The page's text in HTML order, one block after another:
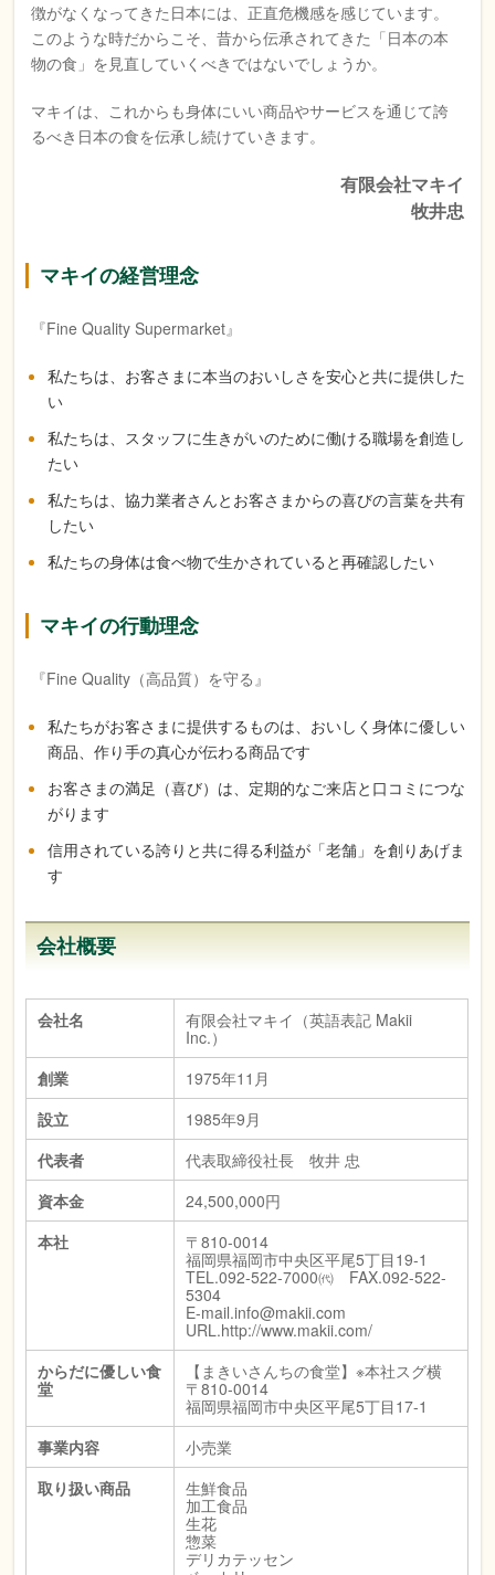
徴がなくなってきた日本には、正直危機感を感じています。
このような時だからこそ、昔から伝承されてきた「日本の本
物の食」を見直していくべきではないでしょうか。
マキイは、これからも身体にいい商品やサービスを通じて誇
るべき日本の食を伝承し続けていきます。
有限会社マキイ
牧井忠
マキイの経営理念
『Fine Quality Supermarket』
私たちは、お客さまに本当のおいしさを安心と共に提供した
い
私たちは、スタッフに生きがいのために働ける職場を創造し
たい
私たちは、協力業者さんとお客さまからの喜びの言葉を共有
したい
私たちの身体は食べ物で生かされていると再確認したい
マキイの行動理念
『Fine Quality（高品質）を守る』
私たちがお客さまに提供するものは、おいしく身体に優しい
商品、作り手の真心が伝わる商品です
お客さまの満足（喜び）は、定期的なご来店と口コミにつな
がります
信用されている誇りと共に得る利益が「老舗」を創りあげま
す
会社概要
会社名
有限会社マキイ（英語表記 Makii
Inc.）
創業
1975年11月
設立
1985年9月
代表者
代表取締役社長 牧井 忠
資本金
24,500,000円
本社
〒810-0014
福岡県福岡市中央区平尾5丁目19-1
TEL.092-522-7000㈹ FAX.092-522-
5304
E-mail.info@makii.com
URL.http://www.makii.com/
からだに優しい食
堂
【まきいさんちの食堂】※本社スグ横
〒810-0014
福岡県福岡市中央区平尾5丁目17-1
事業内容
小売業
取り扱い商品
生鮮食品
加工食品
生花
惣菜
デリカテッセン